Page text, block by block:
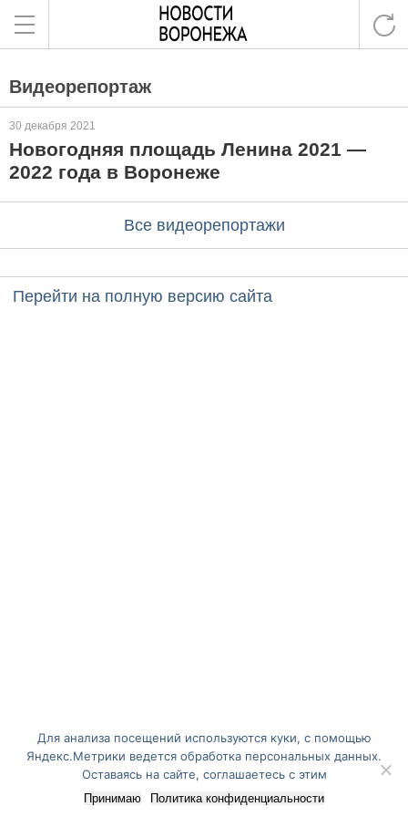
Видеорепортаж
30 декабря 2021
Новогодняя площадь Ленина 2021 —
2022 года в Воронеже
Все видеорепортажи
Перейти на полную версию сайта
Для анализа посещений используются куки, с помощью
Яндекс.Метрики ведется обработка персональных данных.
Оставаясь на сайте, соглашаетесь с этим
Принимаю Политика конфиденциальности